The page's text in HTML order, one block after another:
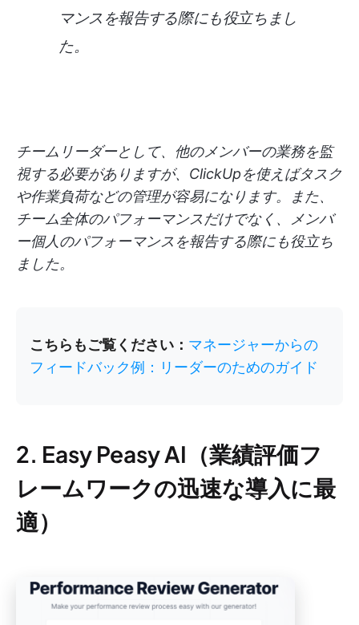
マンスを報告する際にも役立ちまし
た。
チームリーダーとして、他のメンバーの業務を監
視する必要がありますが、ClickUpを使えばタスク
や作業負荷などの管理が容易になります。また、
チーム全体のパフォーマンスだけでなく、メンバ
ー個人のパフォーマンスを報告する際にも役立ち
ました。
こちらもご覧ください： マネージャーからの
フィードバック例：リーダーのためのガイド
2. Easy Peasy AI（業績評価フ
レームワークの迅速な導入に最
適）